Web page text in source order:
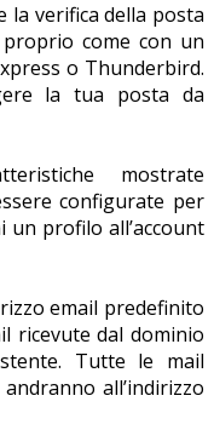
la verifica della posta
come con un
o Thunderbird.
la tua posta da
mostrate
configurate per
un profilo all’account
email predefinito
ricevute dal dominio
Tutte le mail
all’indirizzo